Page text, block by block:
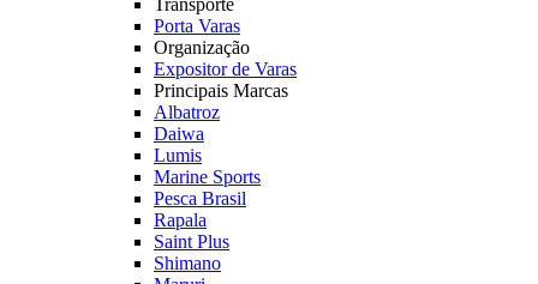
Transporte
Porta Varas
Organização
Expositor de Varas
Principais Marcas
Albatroz
Daiwa
Lumis
Marine Sports
Pesca Brasil
Rapala
Saint Plus
Shimano